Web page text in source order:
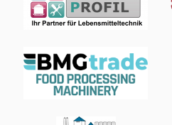
Consequentemente, permite